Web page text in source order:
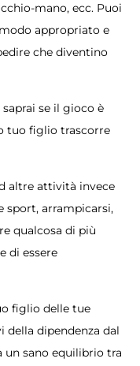
mano, ecc. Puoi
appropriato e
che diventino
se il gioco è
tuo figlio trascorre
altre attività invece
sport, arrampicarsi,
qualcosa di più
di essere
figlio delle tue
dipendenza dal
sano equilibrio tra